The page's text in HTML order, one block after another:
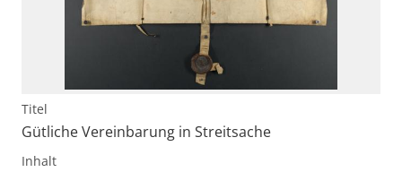
Titel
Gütliche Vereinbarung in Streitsache
Inhalt